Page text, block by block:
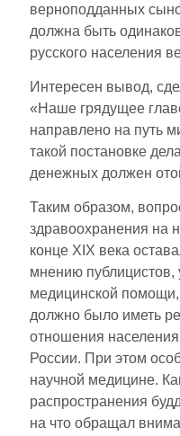
верноподданных
должна быть
русского населения
Интересен вывод,
«Наше грядущее
направлено на путь
такой постановке
денежных должен
Таким образом,
здравоохранения на
конце XIX века
мнению публицистов,
медицинской
должно было иметь
отношения
России. При этом
научной медицине.
распространения
на что обращал